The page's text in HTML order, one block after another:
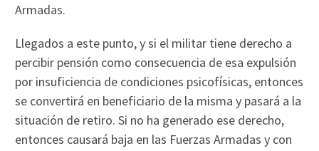
Armadas.
Llegados a este punto, y si el militar tiene derecho a
percibir pensión como consecuencia de esa expulsión
por insuficiencia de condiciones psicofísicas, entonces
se convertirá en beneficiario de la misma y pasará a la
situación de retiro. Si no ha generado ese derecho,
entonces causará baja en las Fuerzas Armadas y con